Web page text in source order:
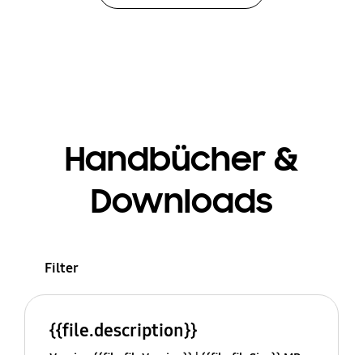
Handbücher &
Downloads
Filter
{{file.description}}